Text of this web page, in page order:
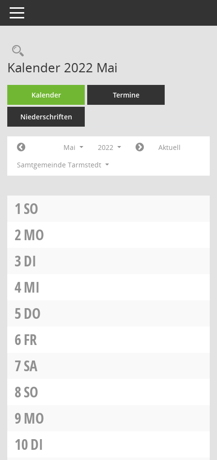
Toggle navigation
Rechercheauswahl
Kalender 2022 Mai
Kalender Termine
Niederschriften
Mai 2022
Aktuell
Samtgemeinde Tarmstedt
1 SO
2MO
3DI
4MI
5DO
6FR
7SA
8SO
9MO
10DI